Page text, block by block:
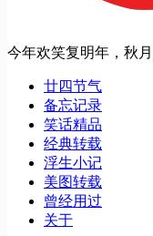
今年欢笑复明年，秋
廿四节气
备忘记录
笑话精品
经典转载
浮生小记
美图转载
曾经用过
关于